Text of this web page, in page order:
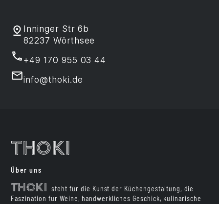
Inninger Str 6b
82237 Wörthsee
+49 170 955 03 44
info@thoki.de
Thoki
Über uns
Thoki
steht für die Kunst der Küchengestaltung, die
Faszination für Weine, handwerkliches Geschick, kulinarische